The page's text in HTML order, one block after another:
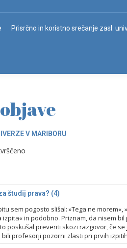
Prisrčno in koristno srečanje zasl.
V MARIBORU
študij prava? (4)
sem pogosto slišal: »Tega ne morem«,
in podobno. Priznam, da nisem
poskušal preveriti skozi razgovor, če se
profesorji pozorni zlasti pri prvih